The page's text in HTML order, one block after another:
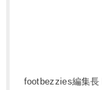
footbezzies編集長